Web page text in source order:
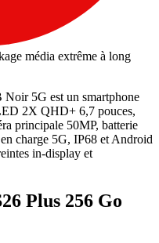
média extrême à long
5G est un smartphone
2X QHD+ 6,7 pouces,
principale 50MP, batterie
charge 5G, IP68 et Android
in-display et
Plus 256 Go